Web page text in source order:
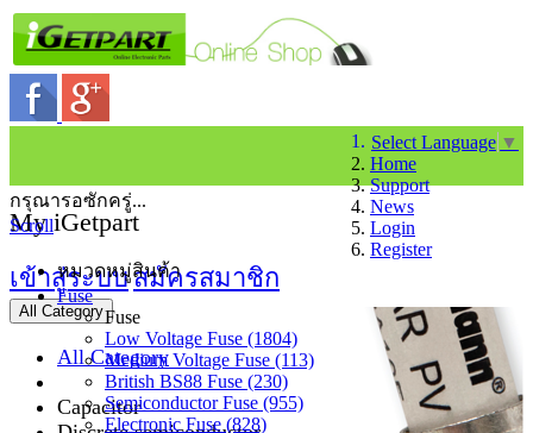
Select Language ▼
Home
Support
News
Login
Register
My iGetpart
เข้าสู่ระบบสมัครสมาชิก
All Category
All Category
Capacitor
กรุณารอซักครู่...
Scroll
หมวดหมู่สินค้า
Fuse
Fuse
Low Voltage Fuse (1804)
Medium Voltage Fuse (113)
British BS88 Fuse (230)
Semiconductor Fuse (955)
Electronic Fuse (828)